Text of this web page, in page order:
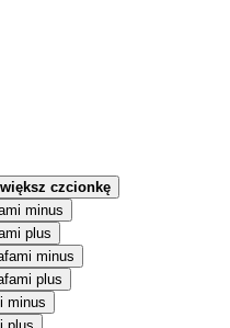
czcionkę
minus
plus
minus
plus
minus